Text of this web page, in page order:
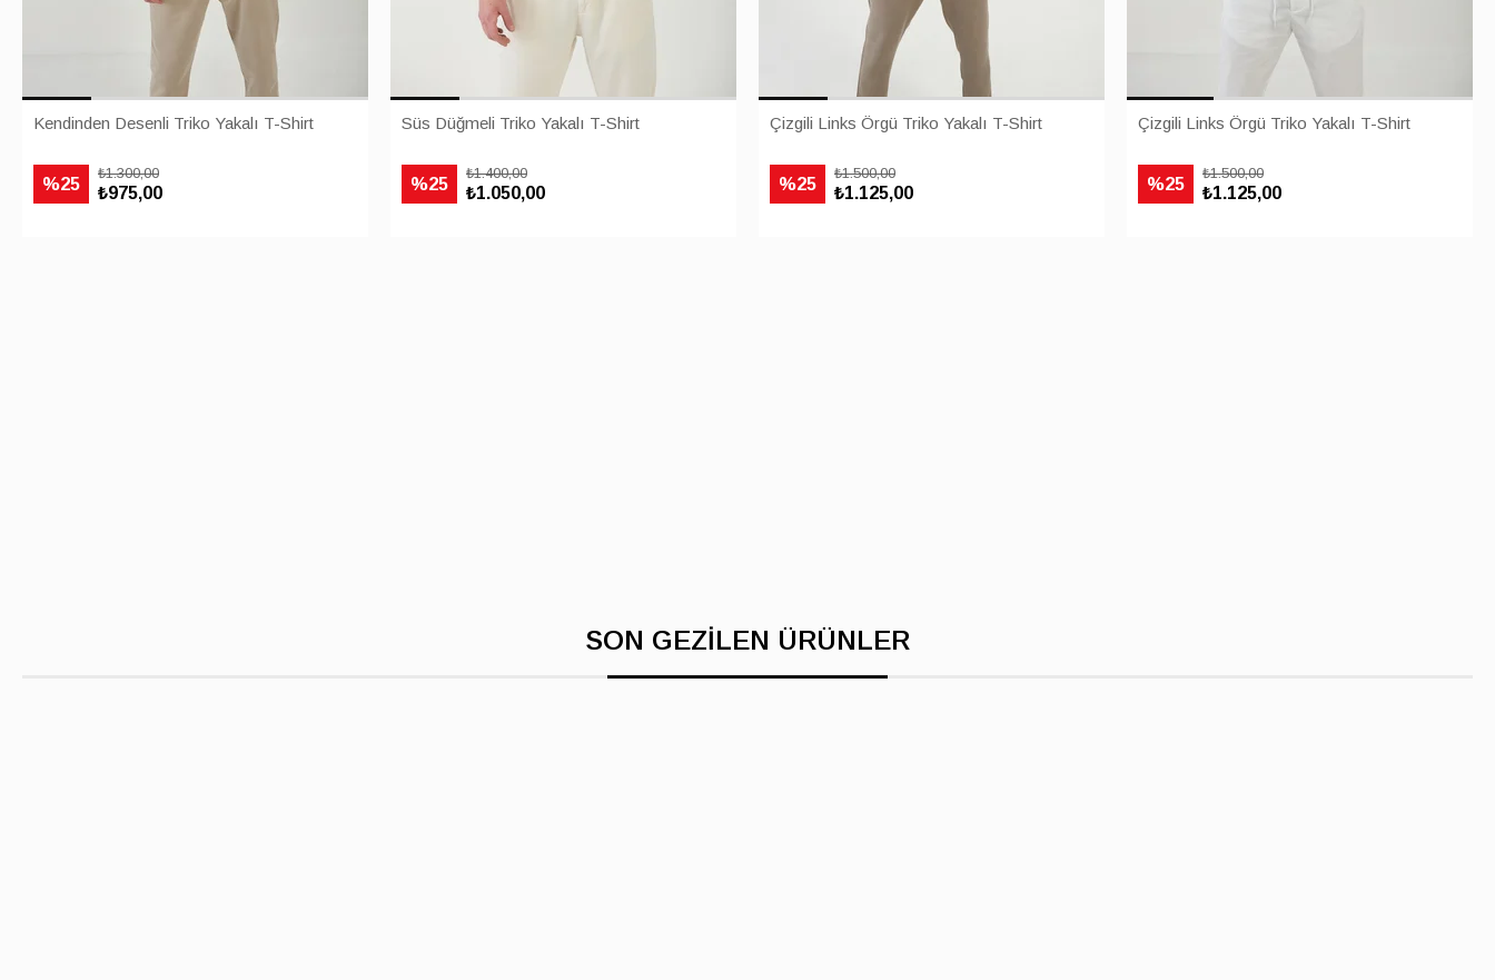
Kendinden Desenli Triko Yakalı T-Shirt
%25 ₺975,00
₺1.300,00
Süs Düğmeli Triko Yakalı T-Shirt
%25 ₺1.050,00
₺1.400,00
Çizgili Links Örgü Triko Yakalı T-Shirt
%25 ₺1.125,00
₺1.500,00
Çizgili Links Örgü Triko Yakalı T-Shirt
%25 ₺1.125,00
₺1.500,00
SON GEZİLEN ÜRÜNLER